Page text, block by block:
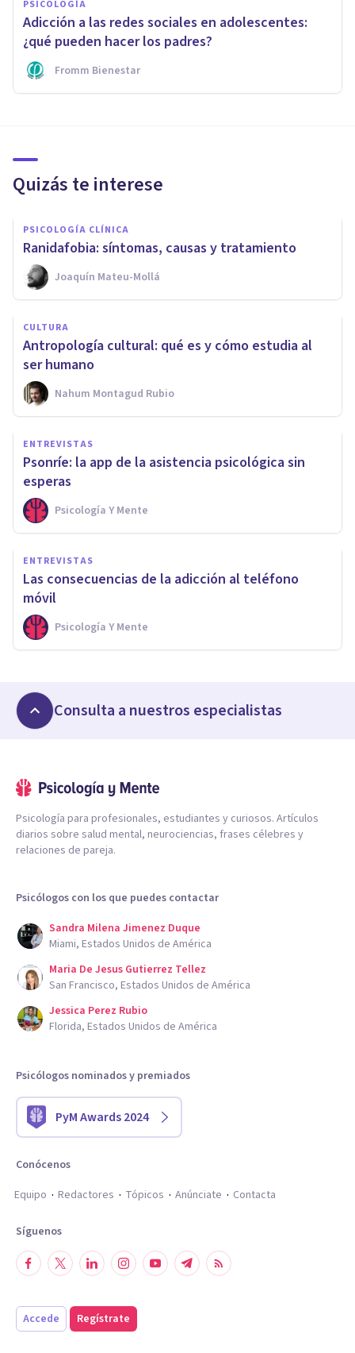
PSICOLOGÍA
Adicción a las redes sociales en adolescentes:
¿qué pueden hacer los padres?
Fromm Bienestar
Quizás te interese
PSICOLOGÍA CLÍNICA
Ranidafobia: síntomas, causas y tratamiento
Joaquín Mateu-Mollá
CULTURA
Antropología cultural: qué es y cómo estudia al
ser humano
Nahum Montagud Rubio
ENTREVISTAS
Psonríe: la app de la asistencia psicológica sin
esperas
Psicología Y Mente
ENTREVISTAS
Las consecuencias de la adicción al teléfono
móvil
Psicología Y Mente
Consulta a nuestros especialistas
Psicología para profesionales, estudiantes y curiosos. Artículos
diarios sobre salud mental, neurociencias, frases célebres y
relaciones de pareja.
Psicólogos con los que puedes contactar
Sandra Milena Jimenez Duque
Miami, Estados Unidos de América
Maria De Jesus Gutierrez Tellez
San Francisco, Estados Unidos de América
Jessica Perez Rubio
Florida, Estados Unidos de América
Psicólogos nominados y premiados
PyM Awards 2024
Conócenos
Equipo
Redactores Tópicos Anúnciate Contacta
Síguenos
Accede Regístrate